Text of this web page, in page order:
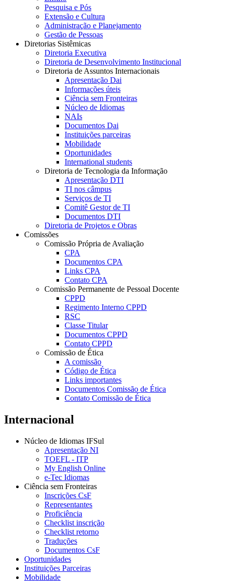
Pesquisa e Pós
Extensão e Cultura
Administração e Planejamento
Gestão de Pessoas
Diretorias Sistêmicas
Diretoria Executiva
Diretoria de Desenvolvimento Institucional
Diretoria de Assuntos Internacionais
Apresentação Dai
Informações úteis
Ciência sem Fronteiras
Núcleo de Idiomas
NAIs
Documentos Dai
Instituições parceiras
Mobilidade
Oportunidades
International students
Diretoria de Tecnologia da Informação
Apresentação DTI
TI nos câmpus
Serviços de TI
Comitê Gestor de TI
Documentos DTI
Diretoria de Projetos e Obras
Comissões
Comissão Própria de Avaliação
CPA
Documentos CPA
Links CPA
Contato CPA
Comissão Permanente de Pessoal Docente
CPPD
Regimento Interno CPPD
RSC
Classe Titular
Documentos CPPD
Contato CPPD
Comissão de Ética
A comissão
Código de Ética
Links importantes
Documentos Comissão de Ética
Contato Comissão de Ética
Internacional
Núcleo de Idiomas IFSul
Apresentação NI
TOEFL - ITP
My English Online
e-Tec Idiomas
Ciência sem Fronteiras
Inscrições CsF
Representantes
Proficiência
Checklist inscrição
Checklist retorno
Traduções
Documentos CsF
Oportunidades
Instituições Parceiras
Mobilidade